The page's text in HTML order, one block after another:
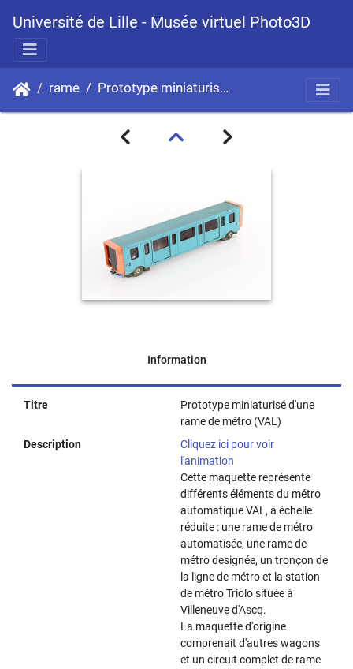
Université de Lille - Musée virtuel Photo3D
rame Prototype miniaturisé d'une rame de métro (VAL)
Information
Titre
Prototype miniaturisé d'une
rame de métro (VAL)
Description
Cliquez ici pour voir
l'animation
Cette maquette représente
différents éléments du métro
automatique VAL, à échelle
réduite : une rame de métro
automatisée, une rame de
métro designée, un tronçon de
la ligne de métro et la station
de métro Triolo située à
Villeneuve d'Ascq.
La maquette d'origine
comprenait d'autres wagons
et un circuit complet de rame